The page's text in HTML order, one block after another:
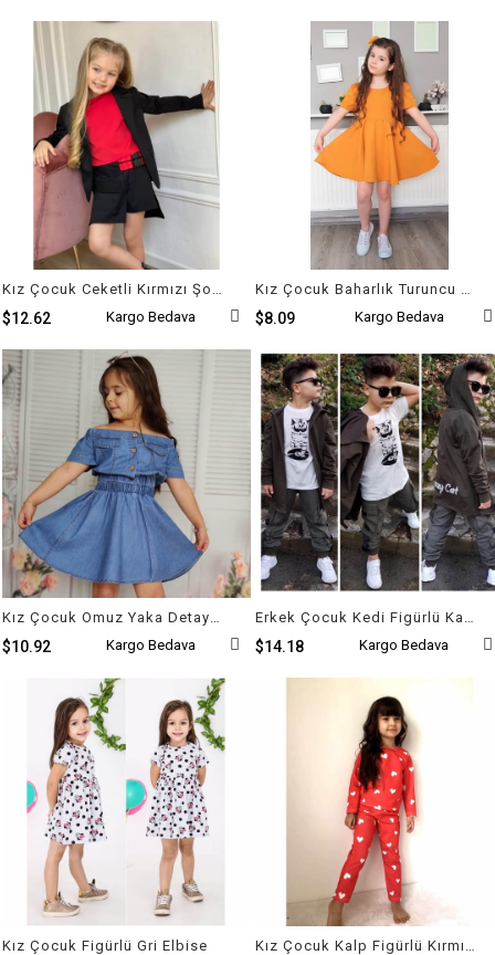
Kız Çocuk Ceketli Kırmızı Şort Etek Takım
$12.62 Kargo Bedava
Kız Çocuk Baharlık Turuncu Elbise
$8.09 Kargo Bedava
Kız Çocuk Omuz Yaka Detaylı Etekli Kot Takım
$10.92 Kargo Bedava
Erkek Çocuk Kedi Figürlü Kargo Pantalonlu Takım
$14.18 Kargo Bedava
Kız Çocuk Figürlü Gri Elbise Kız Çocuk Kalp Figürlü Kırmızı Pijama Takımı